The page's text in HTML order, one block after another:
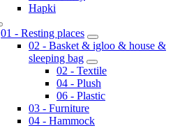
Hapki
01 - Resting places
02 - Basket & igloo & house &
sleeping bag
02 - Textile
04 - Plush
06 - Plastic
03 - Furniture
04 - Hammock